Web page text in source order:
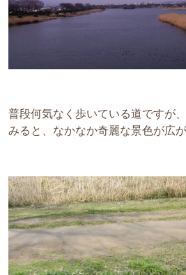
普段何気なく歩いている道ですが
みると、なかなか奇麗な景色が広